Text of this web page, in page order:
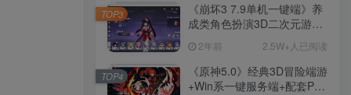
《崩坏3 7.9单机一键端》养
成类角色扮演3D二次元游
用、无限资源、附带保姆级
安装教程
2年前 2.5W+人已阅读
TOP3
《原神5.0》经典3D冒险端游
+Win系一键服务端+配套PC
TOP4